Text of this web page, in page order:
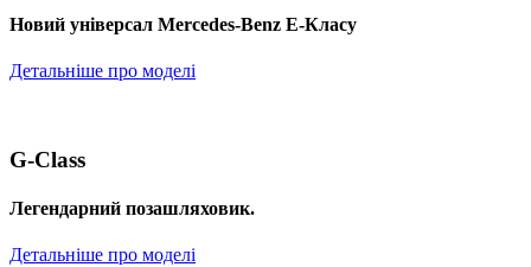
Новий універсал Mercedes-Benz E-Класу
Детальніше про моделі
G-Class
Легендарний позашляховик.
Детальніше про моделі